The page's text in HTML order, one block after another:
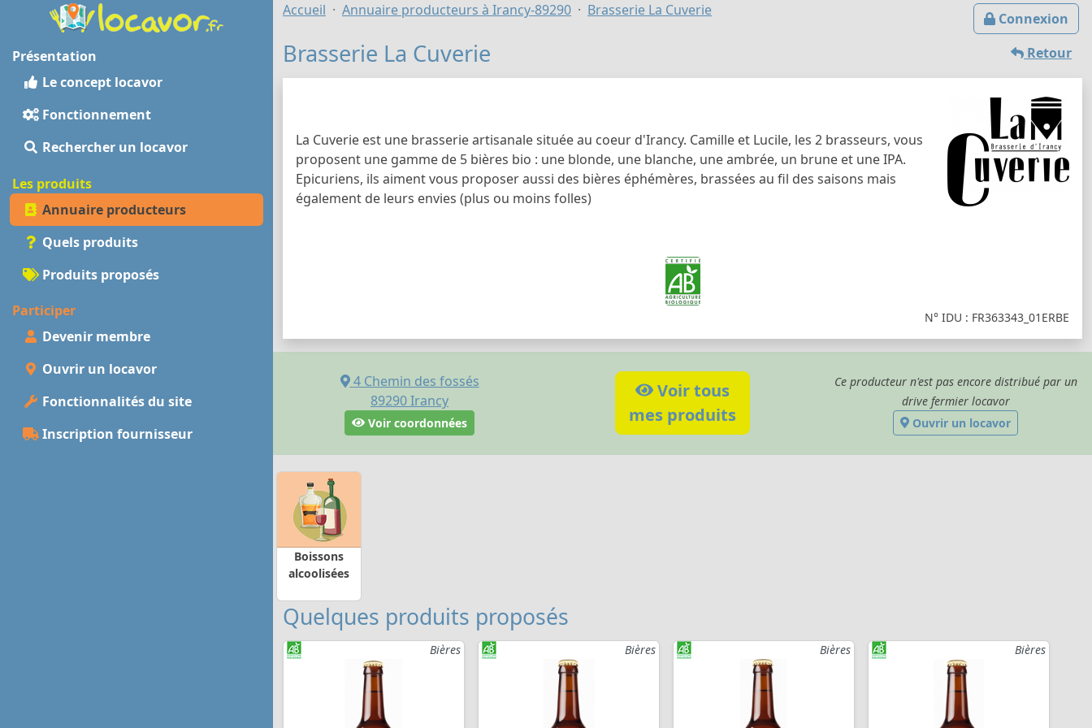
Présentation
Le concept locavor
Fonctionnement
Rechercher un locavor
Les produits
Annuaire producteurs
Quels produits
Produits proposés
Participer
Devenir membre
Ouvrir un locavor
Fonctionnalités du site
Inscription fournisseur
Connexion
Accueil Annuaire producteurs à Irancy-89290 Brasserie La Cuverie
Retour
Brasserie La Cuverie
La Cuverie est une brasserie artisanale située au coeur d'Irancy. Camille et Lucile, les 2 brasseurs, vous
proposent une gamme de 5 bières bio : une blonde, une blanche, une ambrée, un brune et une IPA.
Epicuriens, ils aiment vous proposer aussi des bières éphémères, brassées au fil des saisons mais
également de leurs envies (plus ou moins folles)
N° IDU : FR363343_01ERBE
4 Chemin des fossés
89290Irancy
Voir coordonnées
Voir tous
mes produits
Ce producteur n'est pas encore distribué par un
drive fermier locavor
Ouvrir un locavor
Boissons
alcoolisées
Quelques produits proposés
Bières Bières Bières Bières